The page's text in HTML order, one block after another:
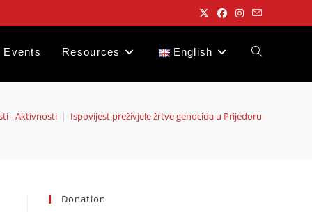
Events Resources English Toggle
- Aktivnosti | Ispovijest preživjele žrtve genocida u Prijedoru
Donation